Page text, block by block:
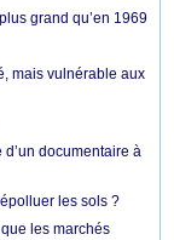
grand qu’en 1969
mais vulnérable aux
documentaire à
les sols ?
les marchés